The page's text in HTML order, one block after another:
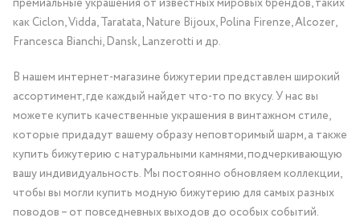
премиальные украшения от известных мировых брендов, таких
как Ciclon, Vidda, Taratata, Nature Bijoux, Polina Firenze, Alcozer,
Francesca Bianchi, Dansk, Lanzerotti и др.
В нашем интернет-магазине бижутерии представлен широкий
ассортимент, где каждый найдет что-то по вкусу. У нас вы
можете купить качественные украшения в винтажном стиле,
которые придадут вашему образу неповторимый шарм, а также
купить бижутерию с натуральными камнями, подчеркивающую
вашу индивидуальность. Мы постоянно обновляем коллекции,
чтобы вы могли купить модную бижутерию для самых разных
поводов – от повседневных выходов до особых событий.